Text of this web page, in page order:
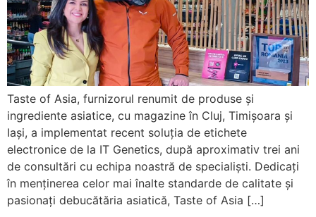
Taste of Asia, furnizorul renumit de produse și
ingrediente asiatice, cu magazine în Cluj, Timișoara și
Iași, a implementat recent soluția de etichete
electronice de la IT Genetics, după aproximativ trei ani
de consultări cu echipa noastră de specialiști. Dedicați
în menținerea celor mai înalte standarde de calitate și
pasionați debucătăria asiatică, Taste of Asia […]